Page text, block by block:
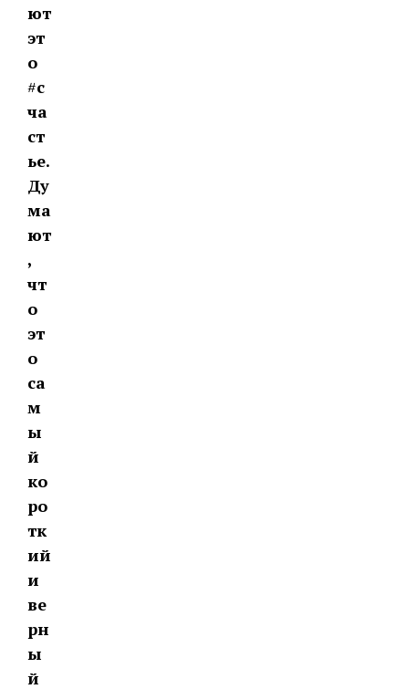
ют
эт
о
#с
ча
ст
ье.
Ду
ма
ют
,
чт
о
эт
о
са
м
ы
й
ко
ро
тк
ий
и
ве
рн
ы
й